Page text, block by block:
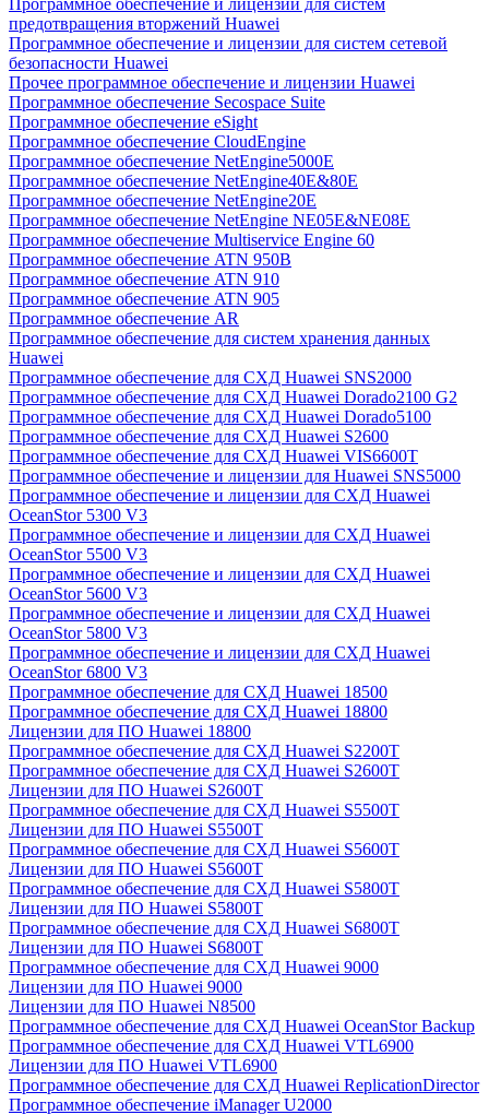
Программное обеспечение и лицензии для систем
предотвращения вторжений Huawei
Программное обеспечение и лицензии для систем сетевой
безопасности Huawei
Прочее программное обеспечение и лицензии Huawei
Программное обеспечение Secospace Suite
Программное обеспечение eSight
Программное обеспечение CloudEngine
Программное обеспечение NetEngine5000E
Программное обеспечение NetEngine40E&80E
Программное обеспечение NetEngine20E
Программное обеспечение NetEngine NE05E&NE08E
Программное обеспечение Multiservice Engine 60
Программное обеспечение ATN 950B
Программное обеспечение ATN 910
Программное обеспечение ATN 905
Программное обеспечение AR
Программное обеспечение для систем хранения данных
Huawei
Программное обеспечение для СХД Huawei SNS2000
Программное обеспечение для СХД Huawei Dorado2100 G2
Программное обеспечение для СХД Huawei Dorado5100
Программное обеспечение для СХД Huawei S2600
Программное обеспечение для СХД Huawei VIS6600T
Программное обеспечение и лицензии для Huawei SNS5000
Программное обеспечение и лицензии для СХД Huawei
OceanStor 5300 V3
Программное обеспечение и лицензии для СХД Huawei
OceanStor 5500 V3
Программное обеспечение и лицензии для СХД Huawei
OceanStor 5600 V3
Программное обеспечение и лицензии для СХД Huawei
OceanStor 5800 V3
Программное обеспечение и лицензии для СХД Huawei
OceanStor 6800 V3
Программное обеспечение для СХД Huawei 18500
Программное обеспечение для СХД Huawei 18800
Лицензии для ПО Huawei 18800
Программное обеспечение для СХД Huawei S2200T
Программное обеспечение для СХД Huawei S2600T
Лицензии для ПО Huawei S2600T
Программное обеспечение для СХД Huawei S5500T
Лицензии для ПО Huawei S5500T
Программное обеспечение для СХД Huawei S5600T
Лицензии для ПО Huawei S5600T
Программное обеспечение для СХД Huawei S5800T
Лицензии для ПО Huawei S5800T
Программное обеспечение для СХД Huawei S6800T
Лицензии для ПО Huawei S6800T
Программное обеспечение для СХД Huawei 9000
Лицензии для ПО Huawei 9000
Лицензии для ПО Huawei N8500
Программное обеспечение для СХД Huawei OceanStor Backup
Программное обеспечение для СХД Huawei VTL6900
Лицензии для ПО Huawei VTL6900
Программное обеспечение для СХД Huawei ReplicationDirector
Программное обеспечение iManager U2000